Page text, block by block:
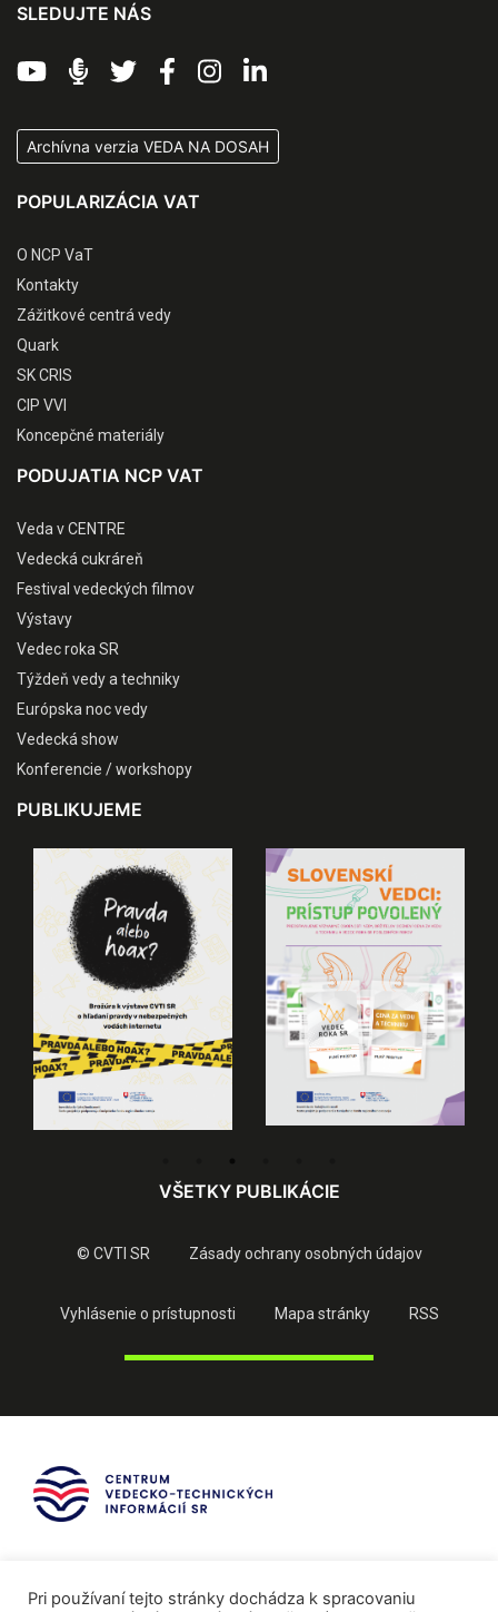
SLEDUJTE NÁS
Archívna verzia VEDA NA DOSAH
POPULARIZÁCIA VAT
O NCP VaT
Kontakty
Zážitkové centrá vedy
Quark
SK CRIS
CIP VVI
Koncepčné materiály
PODUJATIA NCP VAT
Veda v CENTRE
Vedecká cukráreň
Festival vedeckých filmov
Výstavy
Vedec roka SR
Týždeň vedy a techniky
Európska noc vedy
Vedecká show
Konferencie / workshopy
PUBLIKUJEME
VŠETKY PUBLIKÁCIE
© CVTI SR Zásady ochrany osobných údajov
Vyhlásenie o prístupnosti Mapa stránky RSS
Pri používaní tejto stránky dochádza k spracovaniu